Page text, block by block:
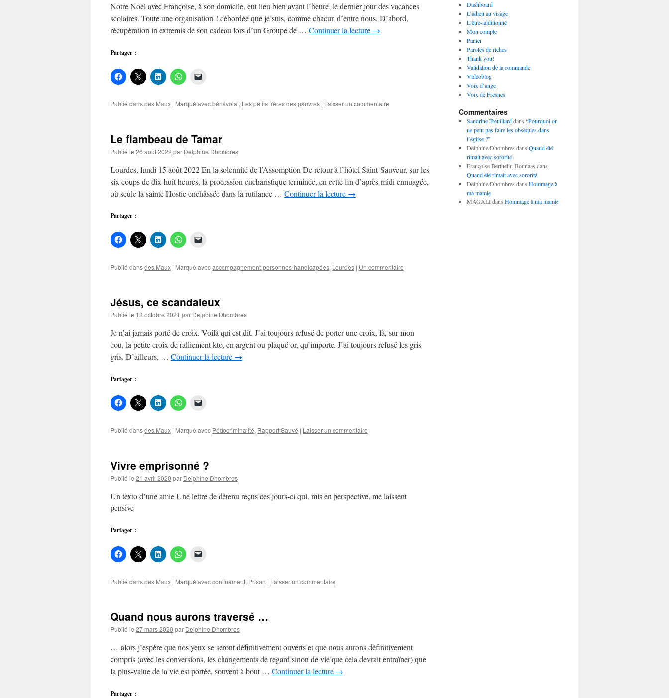
Notre Noël avec Françoise, à son domicile, eut lieu bien avant l’heure, le dernier jour des vacances
scolaires. Toute une organisation ! débordée que je suis, comme chacun d’entre nous. D’abord,
récupération in extremis de son cadeau lors d’un Groupe de … Continuer la lecture →
Partager :
Publié dansdes Maux | Marqué avecbénévolat, Les petits frères des pauvres | Laisser un commentaire
Le flambeau de Tamar
Publié le 26 août 2022 par Delphine Dhombres
Lourdes, lundi 15 août 2022 En la solennité de l’Assomption De retour à l’hôtel Saint-Sauveur, sur les
six coups de dix-huit heures, la procession eucharistique terminée, en cette fin d’après-midi ennuagée,
où seule la sainte Hostie enchâssée dans la rutilance … Continuer la lecture →
Partager :
Publié dansdes Maux | Marqué avecaccompagnement-personnes-handicapées, Lourdes | Un commentaire
Jésus, ce scandaleux
Publié le 13 octobre 2021 par Delphine Dhombres
Je n’ai jamais porté de croix. Voilà qui est dit. J’ai toujours refusé de porter une croix, là, sur mon
cou, la petite croix de ralliement kto, en argent ou plaqué or, qu’importe. J’ai toujours refusé les gris
gris. D’ailleurs, … Continuer la lecture →
Partager :
Publié dansdes Maux | Marqué avec Pédocriminalité, Rapport Sauvé | Laisser un commentaire
Vivre emprisonné ?
Publié le 21 avril 2020 par Delphine Dhombres
Un texto d’une amie Une lettre de détenu reçus ces jours-ci qui, mis en perspective, me laissent
pensive
Partager :
Publié dansdes Maux | Marqué avecconfinement, Prison | Laisser un commentaire
Quand nous aurons traversé …
Publié le 27 mars 2020 par Delphine Dhombres
… alors j’espère que nos yeux se seront définitivement ouverts et que nous aurons définitivement
compris (avec les conversions, les changements de regard sinon de vie que cela devrait entraîner) que
la plus-value de la vie est portée, souvent à bout … Continuer la lecture →
Partager :
Dashboard
L’adieu au visage
L’être-additionné
Mon compte
Panier
Paroles de riches
Thank you!
Validation de la commande
Vidéoblog
Voix d’ange
Voix de Fresnes
Commentaires
Sandrine Treuillarddans “Pourquoi on
ne peut pas faire les obsèques dans
l’église ?”
Delphine Dhombres dans Quand été
rimait avec sororité
Françoise Berthelin-Bounaas dans
Quand été rimait avec sororité
Delphine Dhombres dans Hommage à
ma mamie
MAGALIdans Hommage à ma mamie